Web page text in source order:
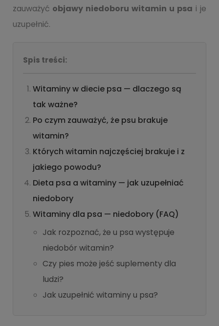
zauważyć objawy niedoboru witamin u psa i je
uzupełnić.
Spis treści:
Witaminy w diecie psa — dlaczego są
tak ważne?
Po czym zauważyć, że psu brakuje
witamin?
Których witamin najczęściej brakuje i z
jakiego powodu?
Dieta psa a witaminy — jak uzupełniać
niedobory
Witaminy dla psa — niedobory (FAQ)
Jak rozpoznać, że u psa występuje
niedobór witamin?
Czy pies może jeść suplementy dla
ludzi?
Jak uzupełnić witaminy u psa?